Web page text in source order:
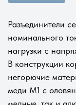
Разъединители
номинального
нагрузки с
В конструкции
негорючие
меди М1 с